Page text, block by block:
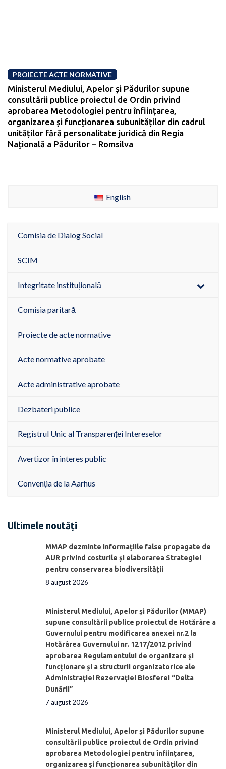
PROIECTE ACTE NORMATIVE
Ministerul Mediului, Apelor și Pădurilor supune
consultării publice proiectul de Ordin privind
aprobarea Metodologiei pentru înființarea,
organizarea și funcționarea subunităților din cadrul
unităților fără personalitate juridică din Regia
Națională a Pădurilor – Romsilva
English
Comisia de Dialog Social
SCIM
Integritate instituțională
Comisia paritară
Proiecte de acte normative
Acte normative aprobate
Acte administrative aprobate
Dezbateri publice
Registrul Unic al Transparenței Intereselor
Avertizor în interes public
Convenția de la Aarhus
Ultimele noutăți
MMAP dezminte informațiile false propagate de
AUR privind costurile și elaborarea Strategiei
pentru conservarea biodiversității
8 august 2026
Ministerul Mediului, Apelor şi Pădurilor (MMAP)
supune consultării publice proiectul de Hotărâre a
Guvernului pentru modificarea anexei nr.2 la
Hotărârea Guvernului nr. 1217/2012 privind
aprobarea Regulamentului de organizare şi
funcționare și a structurii organizatorice ale
Administraţiei Rezervaţiei Biosferei “Delta
Dunării”
7 august 2026
Ministerul Mediului, Apelor și Pădurilor supune
consultării publice proiectul de Ordin privind
aprobarea Metodologiei pentru înființarea,
organizarea și funcționarea subunităților din